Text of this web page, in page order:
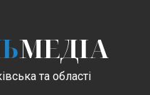
МЕДІА
та області